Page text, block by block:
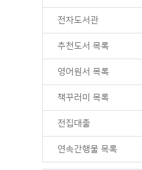
전자도서관
추천도서 목록
영어원서 목록
책꾸러미 목록
전집대출
연속간행물 목록